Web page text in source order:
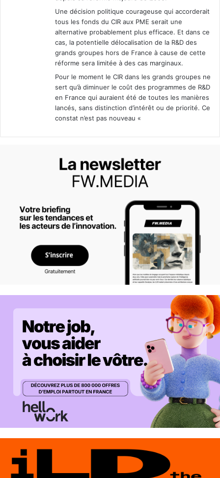
Une décision politique courageuse qui accorderait
tous les fonds du CIR aux PME serait une
alternative probablement plus efficace. Et dans ce
cas, la potentielle délocalisation de la R&D des
grands groupes hors de France à cause de cette
réforme sera limitée à des cas marginaux.
Pour le moment le CIR dans les grands groupes ne
sert qu’à diminuer le coût des programmes de R&D
en France qui auraient été de toutes les manières
lancés, sans distinction d’intérêt ou de priorité. Ce
constat n’est pas nouveau «